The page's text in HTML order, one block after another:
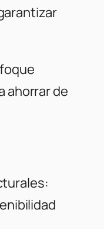
ahorrar de